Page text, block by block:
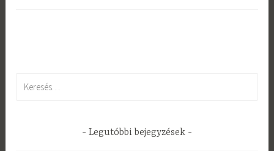
Legutóbbi bejegyzések